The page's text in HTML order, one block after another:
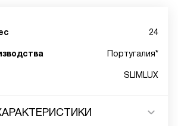
24
Португалия*
SLIMLUX